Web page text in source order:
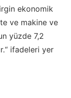
ekonomik
ve makine ve
yüzde 7,2
ifadeleri yer